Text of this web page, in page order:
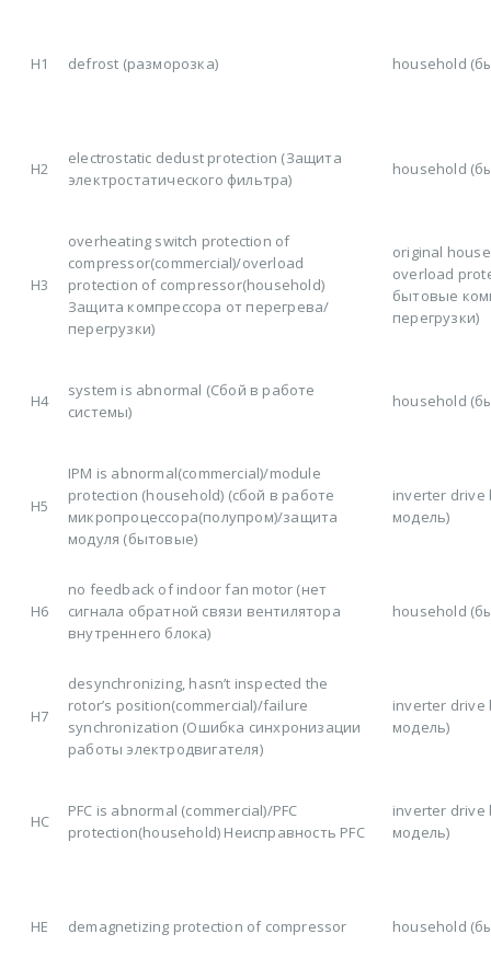
H1 defrost (разморозка) household
H2
electrostatic dedust protection (Защита
электростатического фильтра)
household
H3
overheating switch protection of
compressor(commercial)/overload
protection of compressor(household)
Защита компрессора от перегрева/
перегрузки)
original
overload
бытовые
перегрузки)
H4
system is abnormal (Сбой в работе
системы)
household
H5
IPM is abnormal(commercial)/module
protection (household) (сбой в работе
микропроцессора(полупром)/защита
модуля (бытовые)
inverter drive
модель)
H6
no feedback of indoor fan motor (нет
сигнала обратной связи вентилятора
внутреннего блока)
household
H7
desynchronizing, hasn’t inspected the
rotor’s position(commercial)/failure
synchronization (Ошибка синхронизации
работы электродвигателя)
inverter drive
модель)
HC
PFC is abnormal (commercial)/PFC
protection(household) Неисправность PFC
inverter drive
модель)
HE demagnetizing protection of compressor household